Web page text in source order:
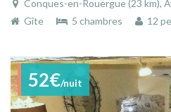
Conques-en-Rouergue (23 km),
Gîte
5 chambres 12
52€/nuit